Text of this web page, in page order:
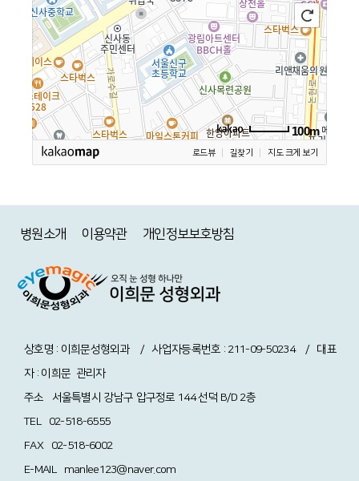
100m
로드뷰 길찾기 지도 크게 보기
병원소개 이용약관 개인정보보호방침
상호명 : 이희문성형외과 / 사업자등록번호 : 211-09-50234 / 대표
자 : 이희문 관리자
주소 서울특별시 강남구 압구정로 144 선덕 B/D 2층
TEL 02-518-6555
FAX 02-518-6002
E-MAIL manlee123@naver.com